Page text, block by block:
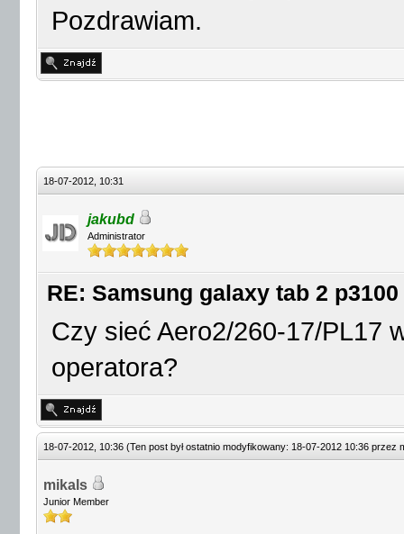
Pozdrawiam.
18-07-2012, 10:31
jakubd
Administrator
RE: Samsung galaxy tab 2
Czy sieć Aero2/260-17/PL17
operatora?
18-07-2012, 10:36 (Ten post był ostatnio modyfikowany: 18-07-2012 10:36 przez
mikals
Junior Member